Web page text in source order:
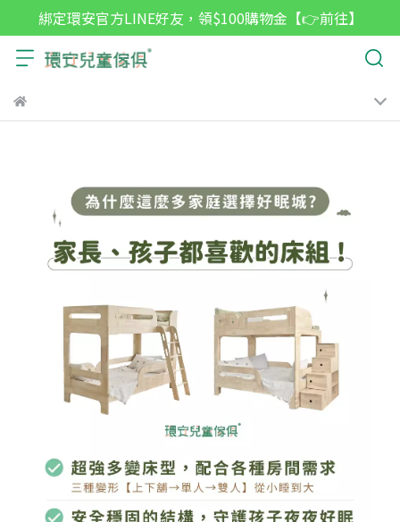
綁定環安官方LINE好友，領$100購物金【👉前往】